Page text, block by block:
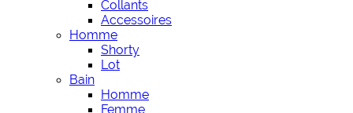
Collants
Accessoires
Homme
Shorty
Lot
Bain
Homme
Femme